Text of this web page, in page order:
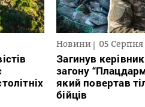
Новини 05 Серпня
Загинув
загону
який повертав
бійців